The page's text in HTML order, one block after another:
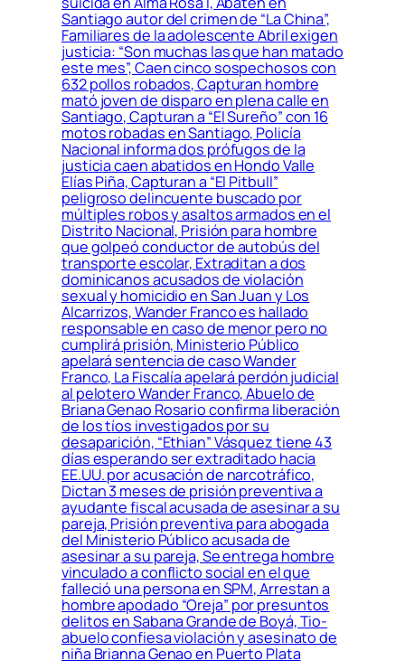
Santiago autor del crimen de “La China”,
Familiares de la adolescente Abril exigen
justicia: “Son muchas las que han matado
este mes”, Caen cinco sospechosos con
632 pollos robados, Capturan hombre
mató joven de disparo en plena calle en
Santiago, Capturan a “El Sureño” con 16
motos robadas en Santiago, Policía
Nacional informa dos prófugos de la
justicia caen abatidos en Hondo Valle
Elías Piña, Capturan a “El Pitbull”
peligroso delincuente buscado por
múltiples robos y asaltos armados en el
Distrito Nacional, Prisión para hombre
que golpeó conductor de autobús del
transporte escolar, Extraditan a dos
dominicanos acusados de violación
sexual y homicidio en San Juan y Los
Alcarrizos, Wander Franco es hallado
responsable en caso de menor pero no
cumplirá prisión, Ministerio Público
apelará sentencia de caso Wander
Franco, La Fiscalía apelará perdón judicial
al pelotero Wander Franco, Abuelo de
Briana Genao Rosario confirma liberación
de los tíos investigados por su
desaparición, “Ethian” Vásquez tiene 43
días esperando ser extraditado hacia
EE.UU. por acusación de narcotráfico,
Dictan 3 meses de prisión preventiva a
ayudante fiscal acusada de asesinar a su
pareja, Prisión preventiva para abogada
del Ministerio Público acusada de
asesinar a su pareja, Se entrega hombre
vinculado a conflicto social en el que
falleció una persona en SPM, Arrestan a
hombre apodado “Oreja” por presuntos
delitos en Sabana Grande de Boyá, Tio-
abuelo confiesa violación y asesinato de
niña Brianna Genao en Puerto Plata